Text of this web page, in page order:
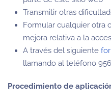
Transmitir otras
Formular cualquier otra
mejora relativa a la
A través del siguiente
llamando al teléfono
Procedimiento de